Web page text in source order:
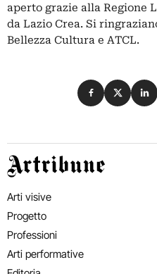
aperto grazie alla Regione
da Lazio Crea. Si
Bellezza Cultura e ATCL.
Condividi su
Artribune
Arti visive
Progetto
Professioni
Arti performative